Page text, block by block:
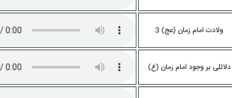
ولادت امام زمان (عج) 3
دلائلی بر وجود امام زمان (ع)